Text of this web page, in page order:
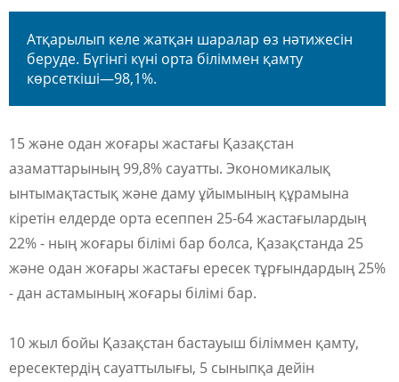
Атқарылып келе жатқан шаралар өз нәтижесін
беруде. Бүгінгі күні орта біліммен қамту
көрсеткіші—98,1%.
15 және одан жоғары жастағы Қазақстан
азаматтарының 99,8% сауатты. Экономикалық
ынтымақтастық және даму ұйымының құрамына
кіретін елдерде орта есеппен 25-64 жастағылардың
22% - ның жоғары білімі бар болса, Қазақстанда 25
және одан жоғары жастағы ересек тұрғындардың 25%
- дан астамының жоғары білімі бар.
10 жыл бойы Қазақстан бастауыш біліммен қамту,
ересектердің сауаттылығы, 5 сыныпқа дейін